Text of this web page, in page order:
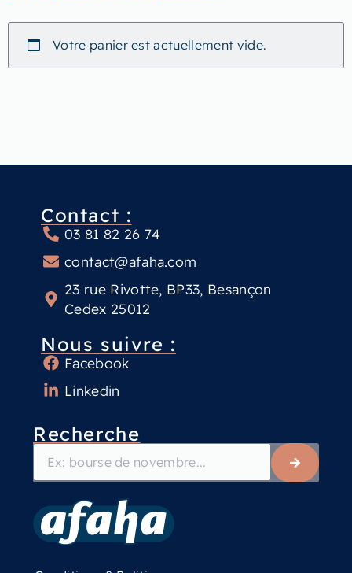
Votre panier est actuellement vide.
Recherche
Contact :
03 81 82 26 74
contact@afaha.com
23 rue Rivotte, BP33, Besançon
Cedex 25012
Nous suivre :
Facebook
Linkedin